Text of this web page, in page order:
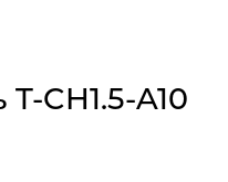
CH1.5-A10